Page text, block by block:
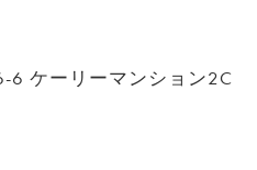
6 ケーリーマンション2C